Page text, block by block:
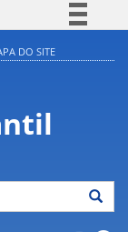
DO SITE